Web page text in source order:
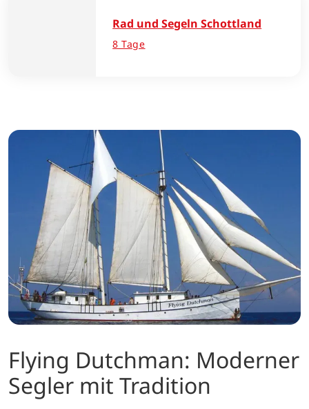
Rad und Segeln Schottland
8 Tage
Flying Dutchman: Moderner
Segler mit Tradition